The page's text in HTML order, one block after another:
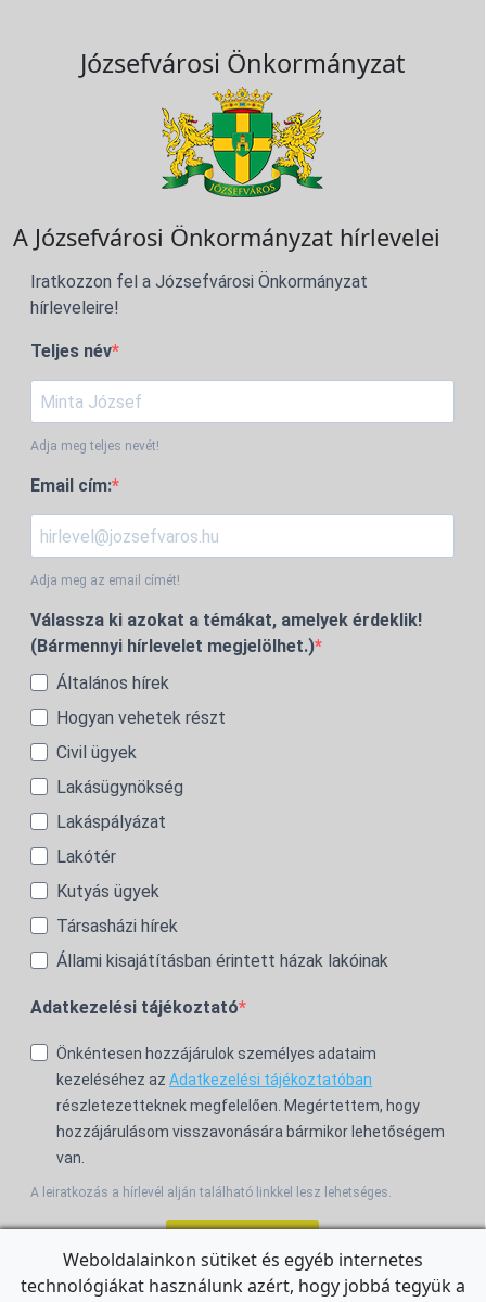
Józsefvárosi Önkormányzat
A Józsefvárosi Önkormányzat hírlevelei
Iratkozzon fel a Józsefvárosi Önkormányzat
hírleveleire!
Teljes név
Adja meg teljes nevét!
Email cím:
Adja meg az email címét!
Válassza ki azokat a témákat, amelyek érdeklik!
(Bármennyi hírlevelet megjelölhet.)
Általános hírek
Hogyan vehetek részt
Civil ügyek
Lakásügynökség
Lakáspályázat
Lakótér
Kutyás ügyek
Társasházi hírek
Állami kisajátításban érintett házak lakóinak
Adatkezelési tájékoztató
Önkéntesen hozzájárulok személyes adataim
kezeléséhez az Adatkezelési tájékoztatóban
részletezetteknek megfelelően. Megértettem, hogy
hozzájárulásom visszavonására bármikor lehetőségem
van.
A leiratkozás a hírlevél alján található linkkel lesz lehetséges.
Weboldalainkon sütiket és egyéb internetes
technológiákat használunk azért, hogy jobbá tegyük a